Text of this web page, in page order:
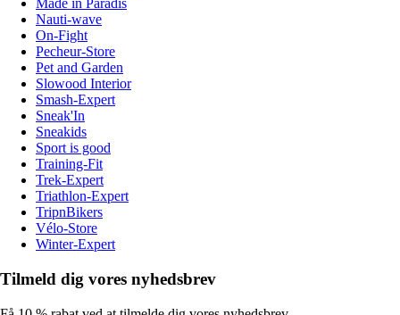
Made in Paradis
Nauti-wave
On-Fight
Pecheur-Store
Pet and Garden
Slowood Interior
Smash-Expert
Sneak'In
Sneakids
Sport is good
Training-Fit
Trek-Expert
Triathlon-Expert
TripnBikers
Vélo-Store
Winter-Expert
Tilmeld dig vores nyhedsbrev